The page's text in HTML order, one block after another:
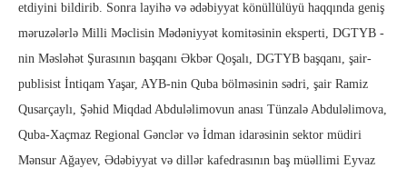
etdiyini bildirib. Sonra layihə və ədəbiyyat könüllülüyü haqqında geniş
məruzələrlə Milli Məclisin Mədəniyyət komitəsinin eksperti, DGTYB -
nin Məsləhət Şurasının başqanı Əkbər Qoşalı, DGTYB başqanı, şair-
publisist İntiqam Yaşar, AYB-nin Quba bölməsinin sədri, şair Ramiz
Qusarçaylı, Şəhid Miqdad Abduləlimovun anası Tünzalə Abduləlimova,
Quba-Xaçmaz Regional Gənclər və İdman idarəsinin sektor müdiri
Mənsur Ağayev, Ədəbiyyat və dillər kafedrasının baş müəllimi Eyvaz